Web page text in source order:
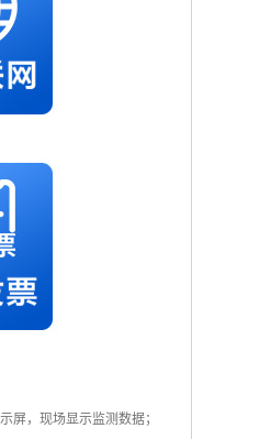
屏，现场显示监测数据；